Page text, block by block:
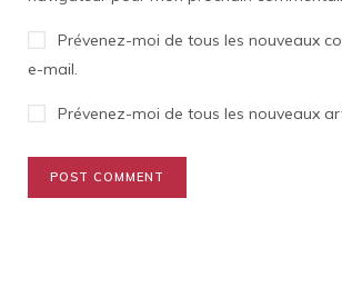
Prévenez-moi de tous les nouveaux
e-mail.
Prévenez-moi de tous les nouveaux